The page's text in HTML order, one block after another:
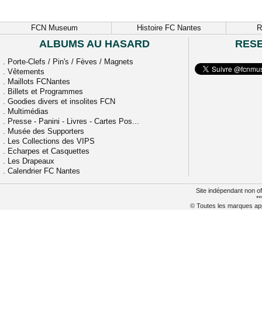
FCN Museum Histoire FC Nantes
ALBUMS AU HASARD
. Porte-Clefs / Pin's / Fèves / Magnets
. Vêtements
. Maillots FCNantes
. Billets et Programmes
. Goodies divers et insolites FCN
. Multimédias
. Presse - Panini - Livres - Cartes Pos...
. Musée des Supporters
. Les Collections des VIPS
. Echarpes et Casquettes
. Les Drapeaux
. Calendrier FC Nantes
Site indépendant non
© Toutes les marques